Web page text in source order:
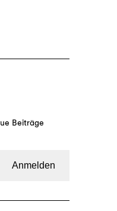
Beiträge
Anmelden